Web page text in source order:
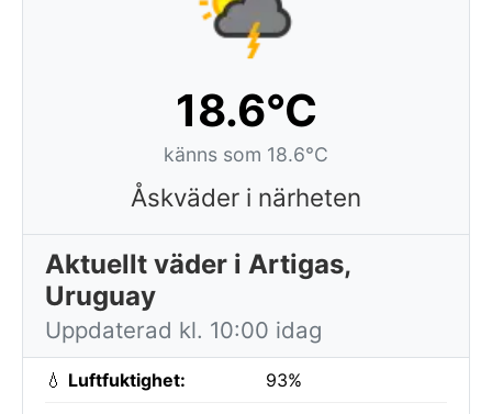
18.6°C
känns som 18.6°C
Åskväder i närheten
Aktuellt väder i Artigas,
Uruguay
Uppdaterad kl. 10:00 idag
💧 Luftfuktighet: 93%